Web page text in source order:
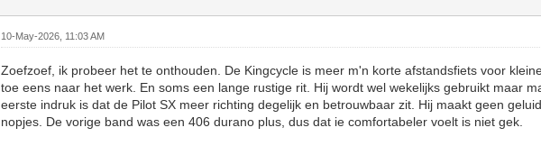
10-May-2026, 11:03 AM
Zoefzoef, ik probeer het te onthouden. De Kingcycle is meer m'n korte afstandsfiets voor
toe eens naar het werk. En soms een lange rustige rit. Hij wordt wel wekelijks gebruikt maar
eerste indruk is dat de Pilot SX meer richting degelijk en betrouwbaar zit. Hij maakt geen
nopjes. De vorige band was een 406 durano plus, dus dat ie comfortabeler voelt is niet gek.